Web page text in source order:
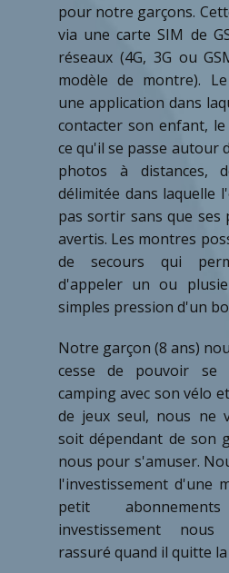
pour notre garçons.
via une carte SIM de
réseaux (4G, 3G ou
modèle de montre).
une application dans
contacter son enfant,
ce qu'il se passe autour
photos à distances,
délimitée dans laquelle
pas sortir sans que ses
avertis. Les montres
de secours qui
d'appeler un ou
simples pression d'un
Notre garçon (8 ans)
cesse de pouvoir se
camping avec son vélo
de jeux seul, nous ne
soit dépendant de son
nous pour s'amuser.
l'investissement d'une
petit
investissement
rassuré quand il quitte la